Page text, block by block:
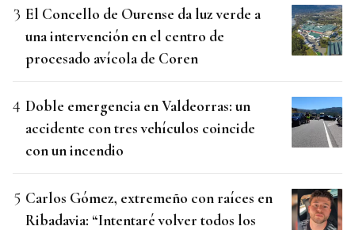
El Concello de Ourense da luz verde a
una intervención en el centro de
procesado avícola de Coren
Doble emergencia en Valdeorras: un
accidente con tres vehículos coincide
con un incendio
Carlos Gómez, extremeño con raíces en
Ribadavia: “Intentaré volver todos los